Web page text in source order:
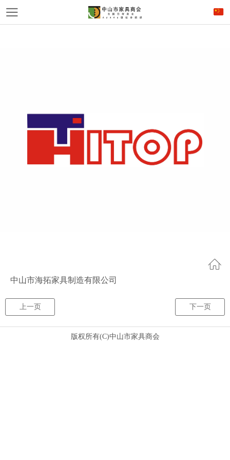
中山市海拓家具制造有限公司
上一页 下一页
版权所有(C)中山市家具商会